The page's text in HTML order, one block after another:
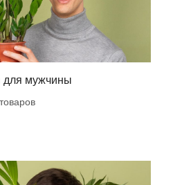
для мужчины